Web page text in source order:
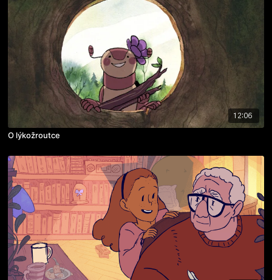
12:06
O lýkožroutce